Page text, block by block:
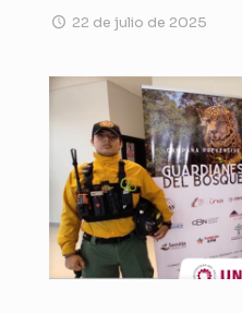
22 de julio de 2025